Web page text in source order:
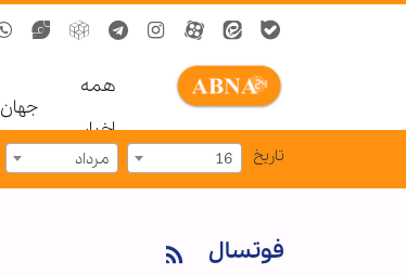
همه
اخبار
جهان
تاریخ 16 مرداد
فوتسال